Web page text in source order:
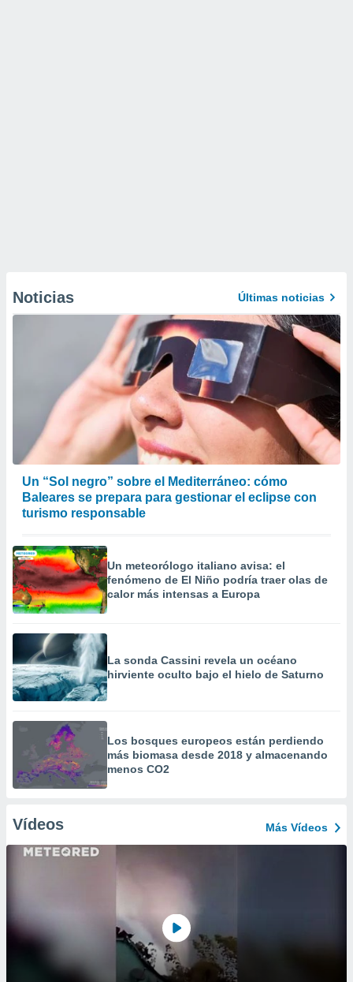
Noticias Últimas noticias
Un “Sol negro” sobre el Mediterráneo: cómo
Baleares se prepara para gestionar el eclipse con
turismo responsable
Un meteorólogo italiano avisa: el
fenómeno de El Niño podría traer olas de
calor más intensas a Europa
La sonda Cassini revela un océano
hirviente oculto bajo el hielo de Saturno
Los bosques europeos están perdiendo
más biomasa desde 2018 y almacenando
menos CO2
Vídeos Más Vídeos